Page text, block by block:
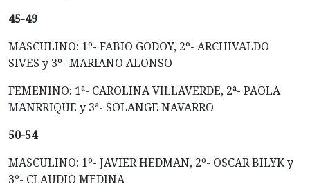
45-49
MASCULINO: 1º- FABIO GODOY, 2º- ARCHIVALDO
SIVES y 3º- MARIANO ALONSO
FEMENINO: 1ª- CAROLINA VILLAVERDE, 2ª- PAOLA
MANRRIQUE y 3ª- SOLANGE NAVARRO
50-54
MASCULINO: 1º- JAVIER HEDMAN, 2º- OSCAR BILYK y
3º- CLAUDIO MEDINA